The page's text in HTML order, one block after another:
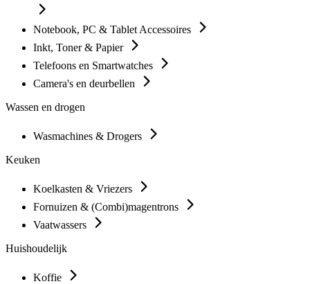
Notebook, PC & Tablet Accessoires
Inkt, Toner & Papier
Telefoons en Smartwatches
Camera's en deurbellen
Wassen en drogen
Wasmachines & Drogers
Keuken
Koelkasten & Vriezers
Fornuizen & (Combi)magentrons
Vaatwassers
Huishoudelijk
Koffie